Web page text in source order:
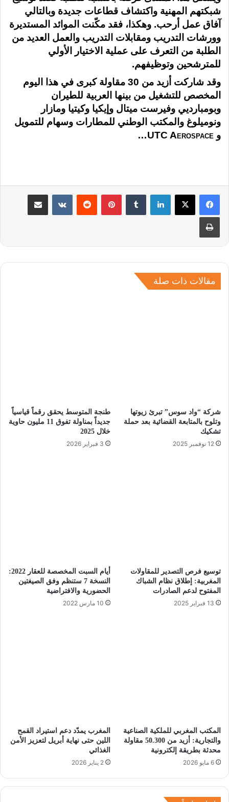
شبكتهم المهنية واكتشاف قطاعات جديدة وبالتالي
آفاق عمل أرحب. وهكذا، فقد مكّنت الموائد المستديرة
وورشات التدريب ومقابلات التدريب والعمل العديد من
الطلبة من التعرف على عملية الاختيار الأولي
للمترشحين وتوظيفهم.
وقد شاركت أزيد من 30 مقاولة كبرى في هذا اليوم
المخصص للتشغيل من بينها العربية للطيران
وبومبارديي وفيرست ميتال وإيكيا وكيتيا ومازار
ونوميلوغ والمكتب الوطني للمطارات وسهام للتمويل
و UTC Aerospace
…
لينكدإن بينتيريست مشاركة عبر البريد
طباعة
مقالات ذات صلة
شركة “واد سوس” تبرئ زيوتها
وتلوح بالمتابعة القضائية بعد حملة
تشكيك
12 نوفمبر 2025
طنجة المتوسط يحقق رقماً قياسياً
جديداً بمناولة تفوق 11 مليون حاوية
خلال 2025
3 فبراير 2026
توسيع فرص التصدير للمقاولات
المغربية: إطلاق نظام الشباك
المفتوح لدعم الصادرات
13 فبراير 2025
أيام السبت المخصصة للعقار 2022:
النسخة 7 ستنظم وفق الصيغتين
الحضورية والافتراضية
10 مارس 2022
المكتب المغربي للملكية الصناعية
والتجارية: أزيد من 50.300 مقاولة
محدثة بطريقة إلكترونية
6 مايو 2026
المغرب يمدّد دعم استيراد القمح
اللين حتى نهاية أبريل لتعزيز الأمن
الغذائي
2 يناير 2026